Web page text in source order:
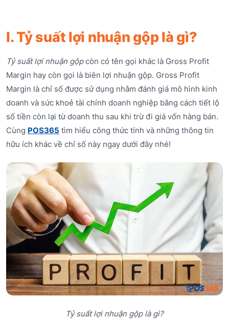
I. Tỷ suất lợi nhuận gộp là gì?
Tỷ suất lợi nhuận gộpcòn có tên gọi khác là Gross Profit
Margin hay còn gọi là biên lợi nhuận gộp. Gross Profit
Margin là chỉ số được sử dụng nhằm đánh giá mô hình kinh
doanh và sức khoẻ tài chính doanh nghiệp bằng cách tiết lộ
số tiền còn lại từ doanh thu sau khi trừ đi giá vốn hàng bán.
Cùng POS365 tìm hiểu công thức tính và những thông tin
hữu ích khác về chỉ số này ngay dưới đây nhé!
Tỷ suất lợi nhuận gộp là gì?